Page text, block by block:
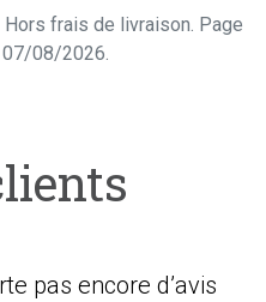
frais de livraison. Page
07/08/2026.
pas encore d’avis